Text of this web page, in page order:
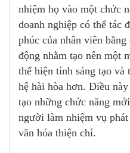
nhiệm họ vào một chức
doanh nghiệp có thể tác
phúc của nhân viên
động nhằm tạo nên một
thể hiện tính sáng tạo
hệ hài hòa hơn. Điều
tạo những chức năng
người làm nhiệm vụ
văn hóa thiện chí.